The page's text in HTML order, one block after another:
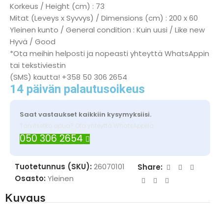
Korkeus / Height (cm) : 73
Mitat (Leveys x Syvvys) / Dimensions (cm) : 200 x 60
Yleinen kunto / General condition : Kuin uusi / Like new
Hyvä / Good
*Ota meihin helposti ja nopeasti yhteyttä WhatsAppin
tai tekstiviestin
(SMS) kautta! +358 50 306 2654
14 päivän palautusoikeus
Saat vastaukset kaikkiin kysymyksiisi.
Tarvitsetko apua? Ota yhteyttä WhatsAppilla
050 306 2654
Tuotetunnus (SKU): 26070101
Osasto: Yleinen
Share:
Kuvaus